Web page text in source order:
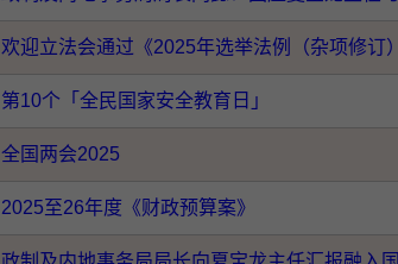
欢迎立法会通过《2025年选举法例（杂项修订
第10个「全民国家安全教育日」
全国两会2025
2025至26年度《财政预算案》